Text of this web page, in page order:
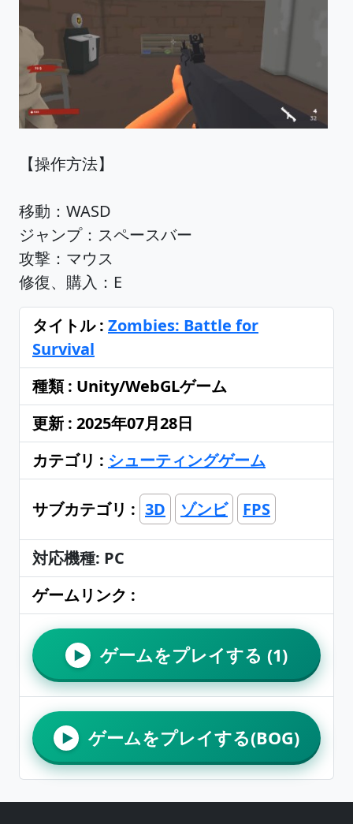
【操作方法】
移動：WASD
ジャンプ：スペースバー
攻撃：マウス
修復、購入：E
タイトル : Zombies: Battle for
Survival
種類 : Unity/WebGLゲーム
更新 : 2025年07月28日
カテゴリ : シューティングゲーム
サブカテゴリ : 3D ゾンビ FPS
対応機種: PC
ゲームリンク :
▶ ゲームをプレイする (1)
▶ ゲームをプレイする(BOG)